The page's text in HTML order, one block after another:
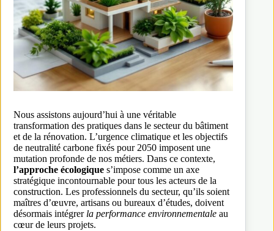
Nous assistons aujourd’hui à une véritable
transformation des pratiques dans le secteur du bâtiment
et de la rénovation. L’urgence climatique et les objectifs
de neutralité carbone fixés pour 2050 imposent une
mutation profonde de nos métiers. Dans ce contexte,
l’approche écologique s’impose comme un axe
stratégique incontournable pour tous les acteurs de la
construction. Les professionnels du secteur, qu’ils soient
maîtres d’œuvre, artisans ou bureaux d’études, doivent
désormais intégrer la performance environnementale au
cœur de leurs projets.